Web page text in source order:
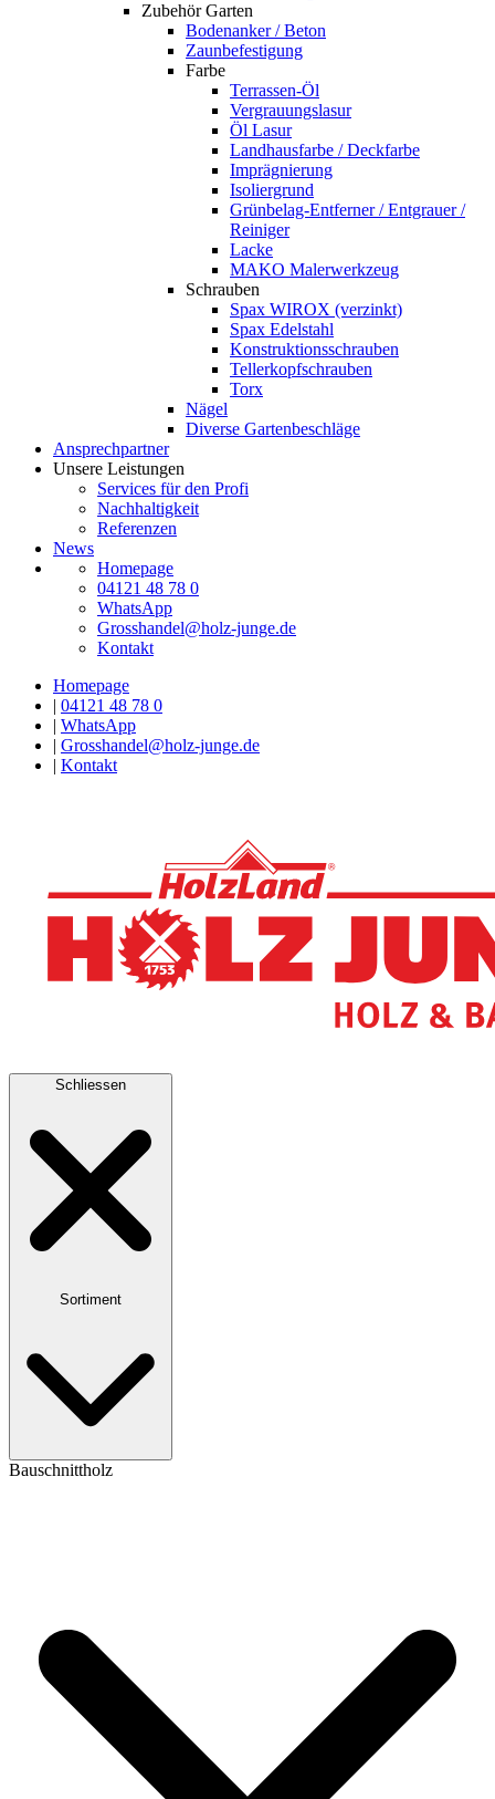
Zubehör Garten
Bodenanker / Beton
Zaunbefestigung
Farbe
Terrassen-Öl
Vergrauungslasur
Öl Lasur
Landhausfarbe / Deckfarbe
Imprägnierung
Isoliergrund
Grünbelag-Entferner / Entgrauer /
Reiniger
Lacke
MAKO Malerwerkzeug
Schrauben
Spax WIROX (verzinkt)
Spax Edelstahl
Konstruktionsschrauben
Tellerkopfschrauben
Torx
Nägel
Diverse Gartenbeschläge
Ansprechpartner
Unsere Leistungen
Services für den Profi
Nachhaltigkeit
Referenzen
News
Homepage
04121 48 78 0
WhatsApp
Grosshandel@holz-junge.de
Kontakt
Homepage
| 04121 48 78 0
| WhatsApp
| Grosshandel@holz-junge.de
| Kontakt
Schliessen
Sortiment
Bauschnittholz